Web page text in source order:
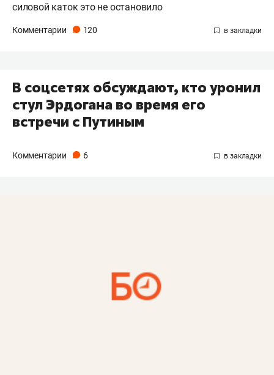
силовой каток это не остановило
Комментарии 120
В соцсетях обсуждают, кто уронил
стул Эрдогана во время его
встречи с Путиным
Комментарии 6